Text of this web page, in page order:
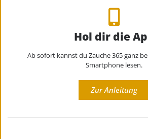
Hol dir die
Ab sofort kannst du Zauche 365 ganz
Smartphone lesen.
Zur Anleitung